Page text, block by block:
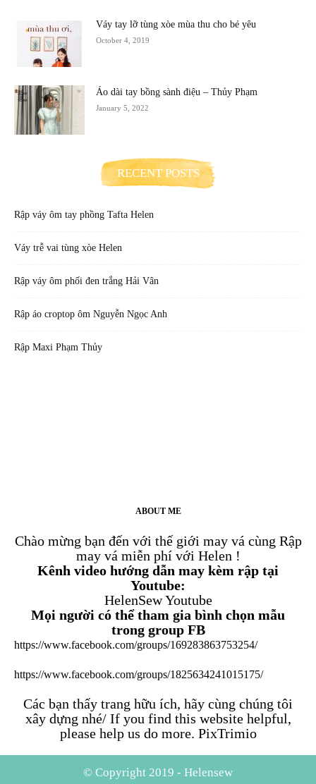
Váy tay lỡ tùng xòe mùa thu cho bé yêu
October 4, 2019
Áo dài tay bồng sành điệu – Thủy Phạm
January 5, 2022
RECENT POSTS
Rập váy ôm tay phồng Tafta Helen
Váy trễ vai tùng xòe Helen
Rập váy ôm phối đen trắng Hải Vân
Rập áo croptop ôm Nguyễn Ngọc Anh
Rập Maxi Phạm Thủy
ABOUT ME
Chào mừng bạn đến với thế giới may vá cùng Rập
may vá miễn phí với Helen !
Kênh video hướng dẫn may kèm rập tại
Youtube:
HelenSew Youtube
Mọi người có thể tham gia bình chọn mẫu
trong group FB
https://www.facebook.com/groups/169283863753254/
https://www.facebook.com/groups/1825634241015175/
Các bạn thấy trang hữu ích, hãy cùng chúng tôi
xây dựng nhé/ If you find this website helpful,
please help us do more. PixTrimio
© Copyright 2019 - Helensew